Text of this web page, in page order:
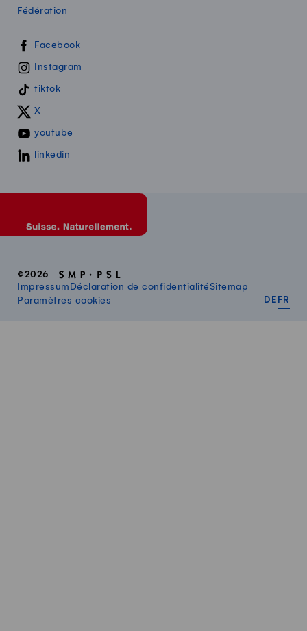
Fédération
Swissmilk sur les réseaux sociaux
Facebook
Instagram
tiktok
X
youtube
linkedin
©2026
Impressum Déclaration de confidentialitéSitemap
Paramètres cookies
DE FR